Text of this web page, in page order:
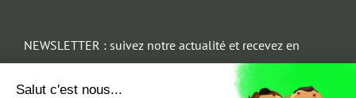
NEWSLETTER : suivez notre actualité et recevez en
cadeau un parcours architectural du Marais
Salut c'est nous...